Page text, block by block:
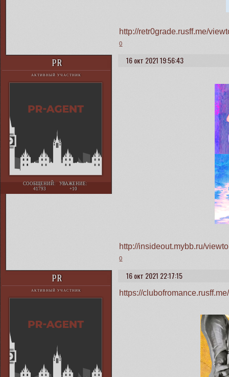
http://retr0grade.rusff.me/
0
16 окт 2021 19:56:43
PR
АКТИВНЫЙ УЧАСТНИК
СООБЩЕНИЙ:
41793
УВАЖЕНИЕ:
+10
http://insideout.mybb.ru/
0
16 окт 2021 22:17:15
PR
АКТИВНЫЙ УЧАСТНИК https://